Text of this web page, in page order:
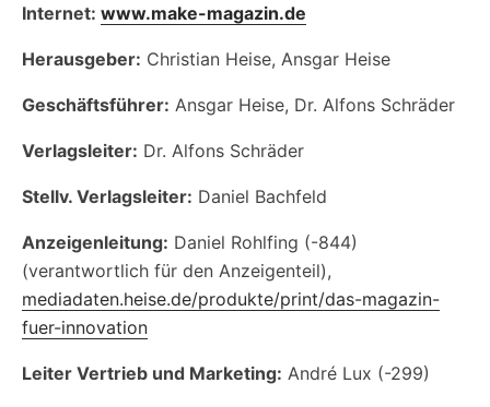
Internet: www.make-magazin.de
Herausgeber: Christian Heise, Ansgar Heise
Geschäftsführer: Ansgar Heise, Dr. Alfons Schräder
Verlagsleiter: Dr. Alfons Schräder
Stellv. Verlagsleiter: Daniel Bachfeld
Anzeigenleitung: Daniel Rohlfing (-844)
(verantwortlich für den Anzeigenteil),
mediadaten.heise.de/produkte/print/das-magazin-
fuer-innovation
Leiter Vertrieb und Marketing: André Lux (-299)